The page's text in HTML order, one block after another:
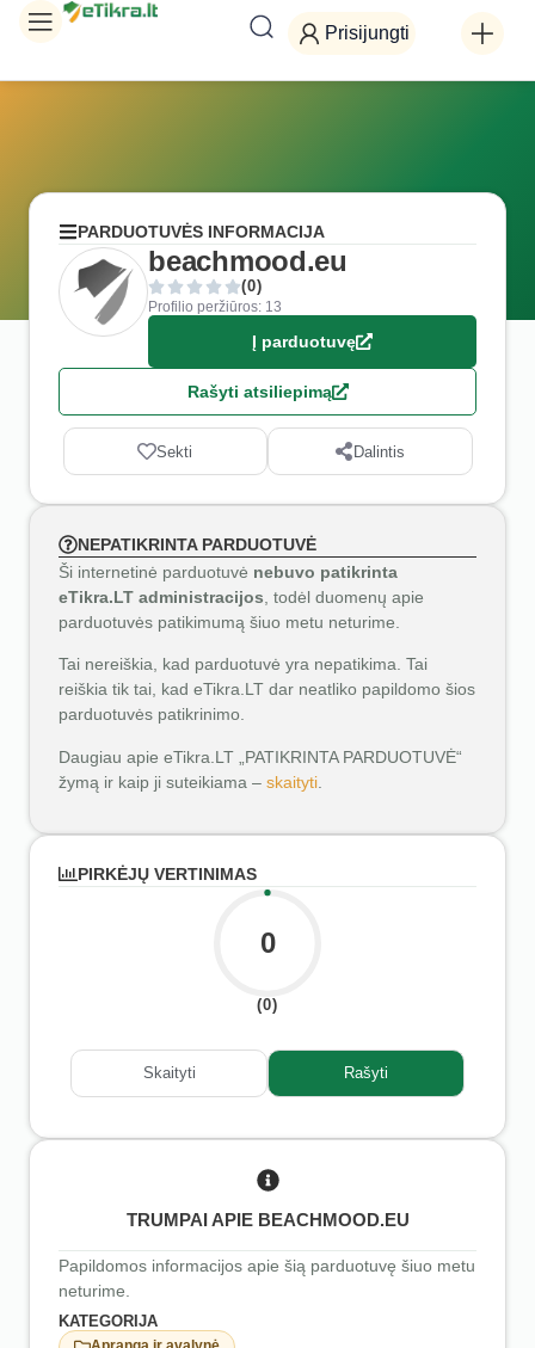
Prisijungti
PARDUOTUVĖS INFORMACIJA
beachmood.eu
(0)
Profilio peržiūros: 13
Į parduotuvę
Rašyti atsiliepimą
Sekti Dalintis
NEPATIKRINTA PARDUOTUVĖ
Ši internetinė parduotuvė nebuvo patikrinta
eTikra.LT administracijos , todėl duomenų apie
parduotuvės patikimumą šiuo metu neturime.
Tai nereiškia, kad parduotuvė yra nepatikima. Tai
reiškia tik tai, kad eTikra.LT dar neatliko papildomo šios
parduotuvės patikrinimo.
Daugiau apie eTikra.LT „PATIKRINTA PARDUOTUVĖ“
žymą ir kaip ji suteikiama – skaityti
PIRKĖJŲ VERTINIMAS
0
(0)
Skaityti Rašyti
TRUMPAI APIE BEACHMOOD.EU
Papildomos informacijos apie šią parduotuvę šiuo metu
neturime.
KATEGORIJA